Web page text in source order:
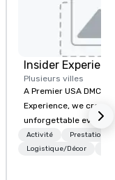
Insider
Plusieurs villes
A Premier USA DMC Partner
Experience, we create
unforgettable events
access to premium
class entertainment,
Activité
Prestations/
Logistique/Décor